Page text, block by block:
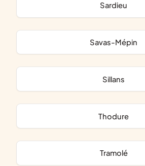
Sardieu
Savas-Mépin
Sillans
Thodure
Tramolé